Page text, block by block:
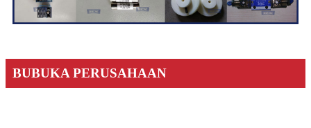
BUBUKA PERUSAHAAN